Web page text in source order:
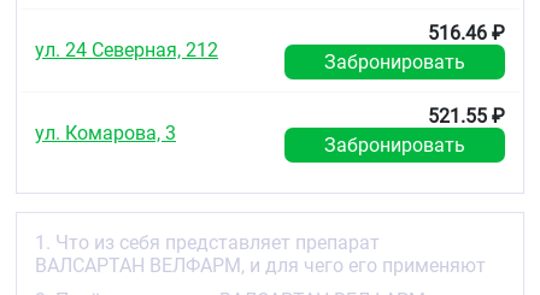
перекачивать кровь, как раньше) у пациентов,
получающих стандартное лечение одним или
несколькими препаратами из следующих
⁃ диуретики (препараты, применяемые для
увеличения количества выделяемой мочи или,
так называемые, мочегонные препараты),
⁃ сердечные гликозиды (препараты
растительного происхождения, применяемые
для лечения сердечной недостаточности),
ул. 24 Северная, 212
516.46 ₽
Забронировать
ул. Комарова, 3
521.55 ₽
Забронировать
1. Что из себя представляет препарат
ВАЛСАРТАН ВЕЛФАРМ, и для чего его применяют